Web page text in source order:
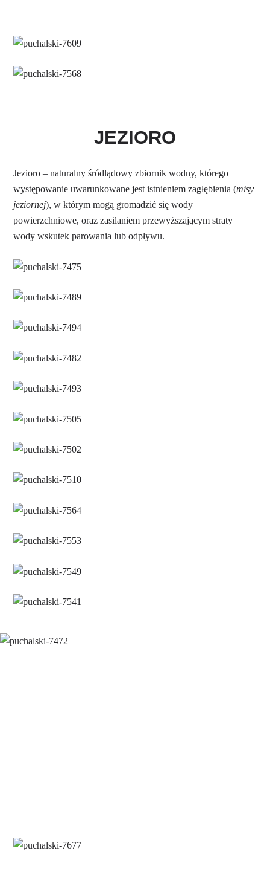
JEZIORO
Jezioro – naturalny śródlądowy zbiornik wodny, którego
występowanie uwarunkowane jest istnieniem zagłębienia (misy
jeziornej), w którym mogą gromadzić się wody
powierzchniowe, oraz zasilaniem przewyższającym straty
wody wskutek parowania lub odpływu.